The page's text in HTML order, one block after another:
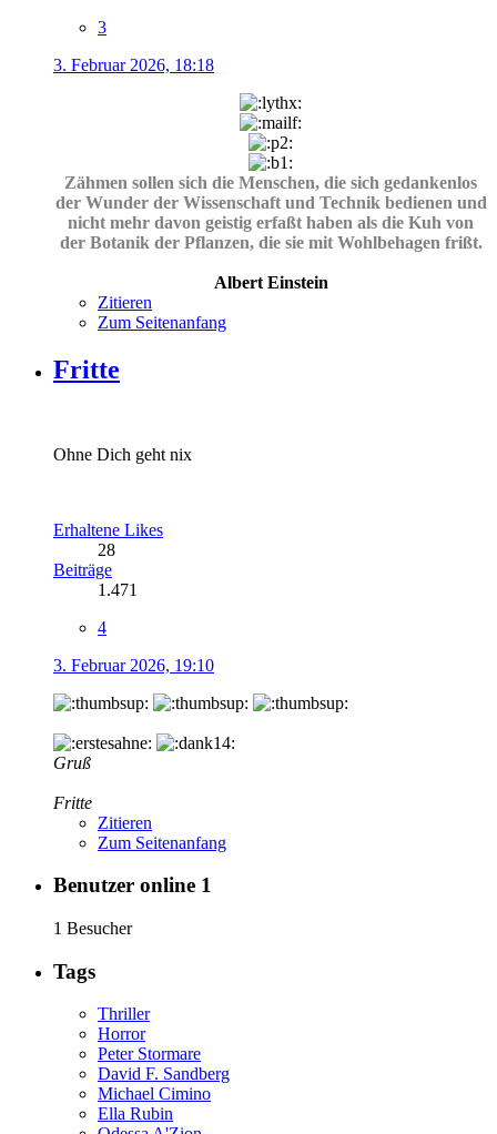
3
3. Februar 2026, 18:18
Zähmen sollen sich die Menschen, die sich gedankenlos
der Wunder der Wissenschaft und Technik bedienen und
nicht mehr davon geistig erfaßt haben als die Kuh von
der Botanik der Pflanzen, die sie mit Wohlbehagen frißt.
Albert Einstein
Zitieren
Zum Seitenanfang
Fritte
Ohne Dich geht nix
Erhaltene Likes
28
Beiträge
1.471
4
3. Februar 2026, 19:10
Gruß
Fritte
Zitieren
Zum Seitenanfang
Benutzer online 1
1 Besucher
Tags
Thriller
Horror
Peter Stormare
David F. Sandberg
Michael Cimino
Ella Rubin